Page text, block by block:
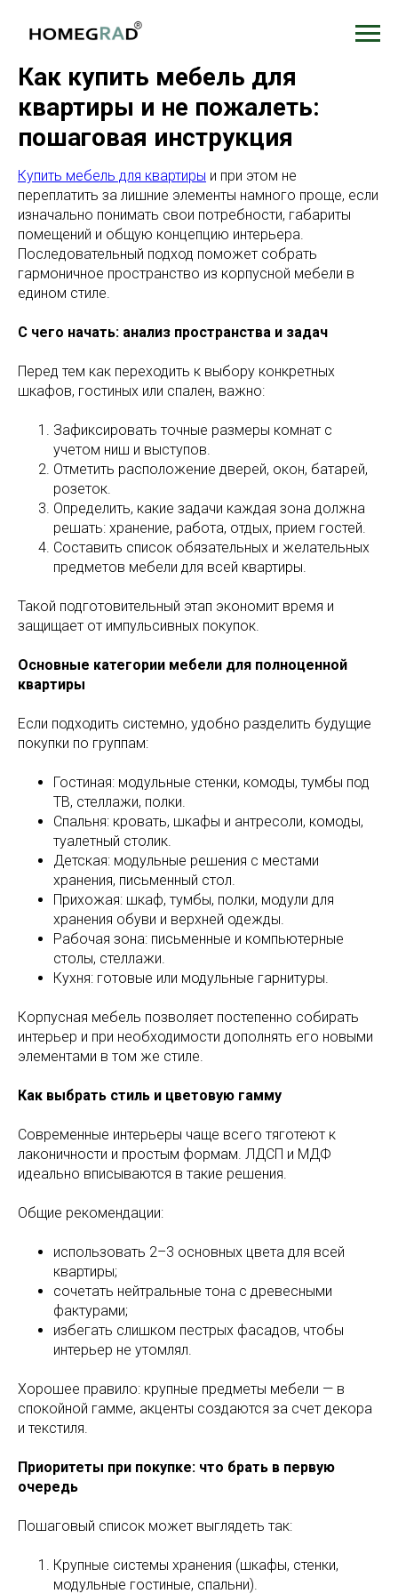
Как купить мебель для
квартиры и не пожалеть:
пошаговая инструкция
Купить мебель для квартиры и при этом не
переплатить за лишние элементы намного проще, если
изначально понимать свои потребности, габариты
помещений и общую концепцию интерьера.
Последовательный подход поможет собрать
гармоничное пространство из корпусной мебели в
едином стиле.
С чего начать: анализ пространства и задач
Перед тем как переходить к выбору конкретных
шкафов, гостиных или спален, важно:
Зафиксировать точные размеры комнат с
учетом ниш и выступов.
Отметить расположение дверей, окон, батарей,
розеток.
Определить, какие задачи каждая зона должна
решать: хранение, работа, отдых, прием гостей.
Составить список обязательных и желательных
предметов мебели для всей квартиры.
Такой подготовительный этап экономит время и
защищает от импульсивных покупок.
Основные категории мебели для полноценной
квартиры
Если подходить системно, удобно разделить будущие
покупки по группам:
Гостиная: модульные стенки, комоды, тумбы под
ТВ, стеллажи, полки.
Спальня: кровать, шкафы и антресоли, комоды,
туалетный столик.
Детская: модульные решения с местами
хранения, письменный стол.
Прихожая: шкаф, тумбы, полки, модули для
хранения обуви и верхней одежды.
Рабочая зона: письменные и компьютерные
столы, стеллажи.
Кухня: готовые или модульные гарнитуры.
Корпусная мебель позволяет постепенно собирать
интерьер и при необходимости дополнять его новыми
элементами в том же стиле.
Как выбрать стиль и цветовую гамму
Современные интерьеры чаще всего тяготеют к
лаконичности и простым формам. ЛДСП и МДФ
идеально вписываются в такие решения.
Общие рекомендации:
использовать 2–3 основных цвета для всей
квартиры;
сочетать нейтральные тона с древесными
фактурами;
избегать слишком пестрых фасадов, чтобы
интерьер не утомлял.
Хорошее правило: крупные предметы мебели — в
спокойной гамме, акценты создаются за счет декора
и текстиля.
Приоритеты при покупке: что брать в первую
очередь
Пошаговый список может выглядеть так:
Крупные системы хранения (шкафы, стенки,
модульные гостиные, спальни).